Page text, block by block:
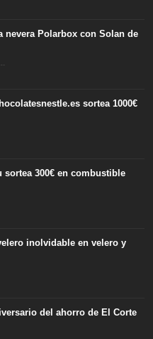
nevera Polarbox con Solan de
sortea 1000€
sortea 300€ en combustible
inolvidable en velero y
del ahorro de El Corte